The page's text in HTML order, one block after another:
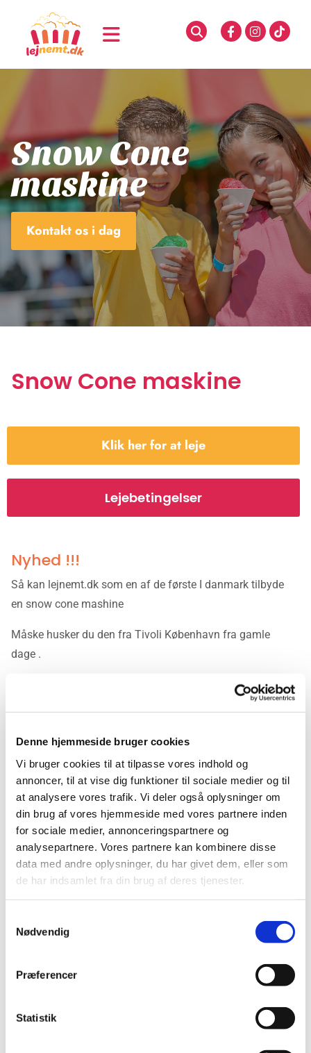
Denne hjemmeside bruger cookies
Vi bruger cookies til at tilpasse vores indhold og
annoncer, til at vise dig funktioner til sociale medier og til
at analysere vores trafik. Vi deler også oplysninger om
din brug af vores hjemmeside med vores partnere inden
for sociale medier, annonceringspartnere og
analysepartnere. Vores partnere kan kombinere disse
data med andre oplysninger, du har givet dem, eller som
de har indsamlet fra din brug af deres tjenester.
Nødvendig
Præferencer
Statistik
Snow Cone
maskine
Kontakt os i dag
Snow Cone maskine
Klik her for at leje
Lejebetingelser
Nyhed !!!
Så kan lejnemt.dk som en af de første I danmark tilbyde
en snow cone mashine
​Måske husker du den fra Tivoli København fra gamle
dage .
​Vores snow cone mashine laver knust is , som man
hælder smag over, så får det, der også kaldes for en
maskine.
Pris: 500,- pr. dag.
Vi leverer overalt på Sjælland, om det er indre København
eller Lolland og Falster så leverer vi gerne.
Vegansk pølsevogn